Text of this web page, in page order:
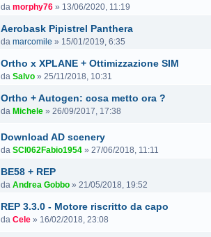
da morphy76 » 13/06/2020, 11:19
Aerobask Pipistrel Panthera
da marcomile » 15/01/2019, 6:35
Ortho x XPLANE + Ottimizzazione SIM
da Salvo » 25/11/2018, 10:31
Ortho + Autogen: cosa metto ora ?
da Michele » 26/09/2017, 17:38
Download AD scenery
da SCI062Fabio1954 » 27/06/2018, 11:11
BE58 + REP
da Andrea Gobbo » 21/05/2018, 19:52
REP 3.3.0 - Motore riscritto da capo
da Cele » 16/02/2018, 23:08